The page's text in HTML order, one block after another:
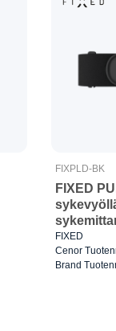
FIXPLD-BK
FIXED
Musta
FIXED
Cenor
Brand